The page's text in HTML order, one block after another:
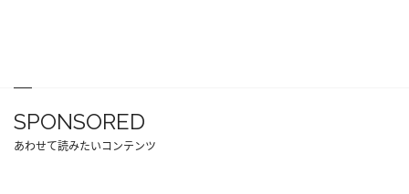
SPONSORED
あわせて読みたいコンテンツ